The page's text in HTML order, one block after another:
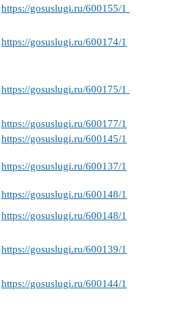
https://gosuslugi.ru/600155/1
https://gosuslugi.ru/600174/1
https://gosuslugi.ru/600175/1
https://gosuslugi.ru/600177/1
https://gosuslugi.ru/600145/1
https://gosuslugi.ru/600137/1
https://gosuslugi.ru/600148/1
https://gosuslugi.ru/600148/1
https://gosuslugi.ru/600139/1
https://gosuslugi.ru/600144/1